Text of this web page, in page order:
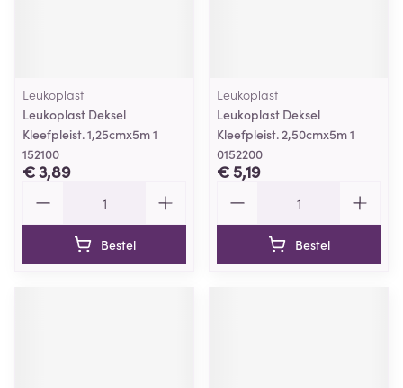
Leukoplast
Leukoplast Deksel
Kleefpleist. 1,25cmx5m 1
152100
€ 3,89
Bestel
Leukoplast
Leukoplast Deksel
Kleefpleist. 2,50cmx5m 1
0152200
€ 5,19
Bestel